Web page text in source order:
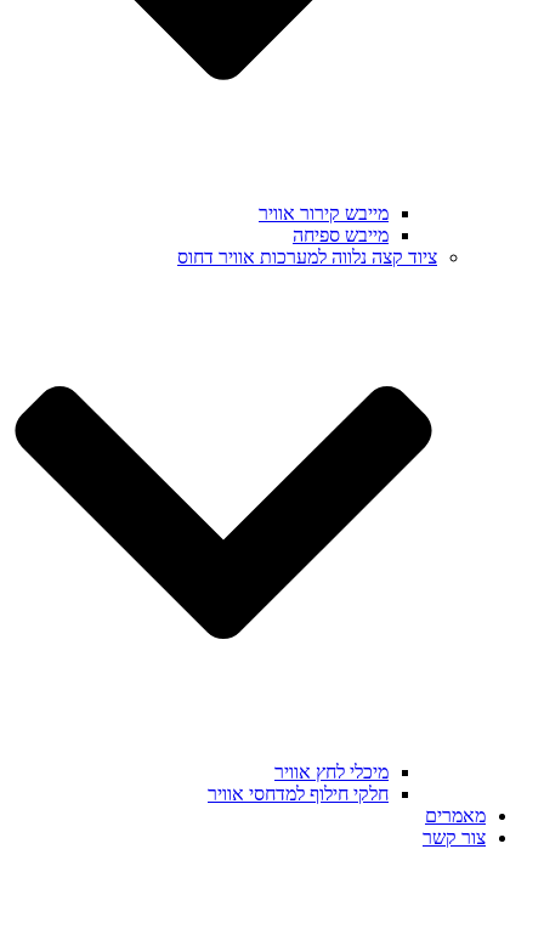
מייבש קירור אוויר
מייבש ספיחה
ציוד קצה נלווה למערכות אוויר דחוס
מיכלי לחץ אוויר
חלקי חילוף למדחסי אוויר
מאמרים
צור קשר